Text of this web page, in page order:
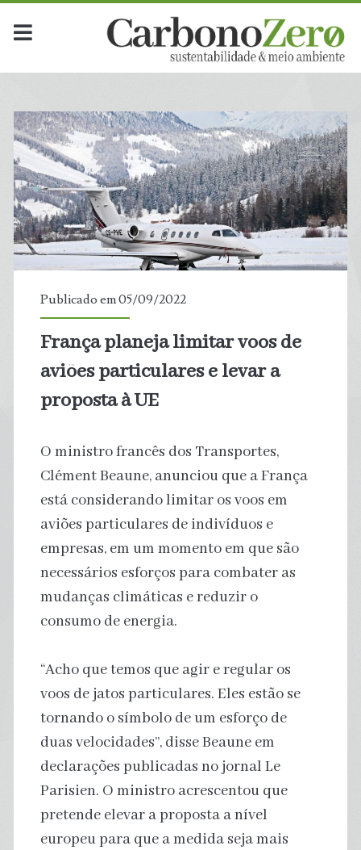
Publicado em 05/09/2022
França planeja limitar voos de
aviões particulares e levar a
proposta à UE
O ministro francês dos Transportes,
Clément Beaune, anunciou que a França
está considerando limitar os voos em
aviões particulares de indivíduos e
empresas, em um momento em que são
necessários esforços para combater as
mudanças climáticas e reduzir o
consumo de energia.
“Acho que temos que agir e regular os
voos de jatos particulares. Eles estão se
tornando o símbolo de um esforço de
duas velocidades”, disse Beaune em
declarações publicadas no jornal Le
Parisien. O ministro acrescentou que
pretende elevar a proposta a nível
europeu para que a medida seja mais